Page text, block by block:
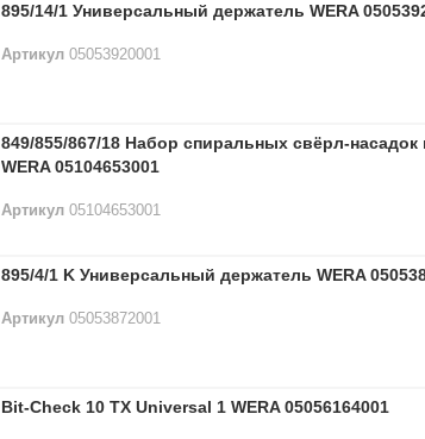
895/14/1 Универсальный держатель WERA
Артикул 05053920001
849/855/867/18 Набор спиральных свёрл-
WERA 05104653001
Артикул 05104653001
895/4/1 K Универсальный держатель WERA
Артикул 05053872001
Bit-Check 10 TX Universal 1 WERA 05056164001